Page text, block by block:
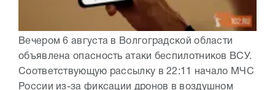
Вечером 6 августа в Волгоградской области
объявлена опасность атаки беспилотников ВСУ.
Соответствующую рассылку в 22:11 начало МЧС
России из-за фиксации дронов в воздушном